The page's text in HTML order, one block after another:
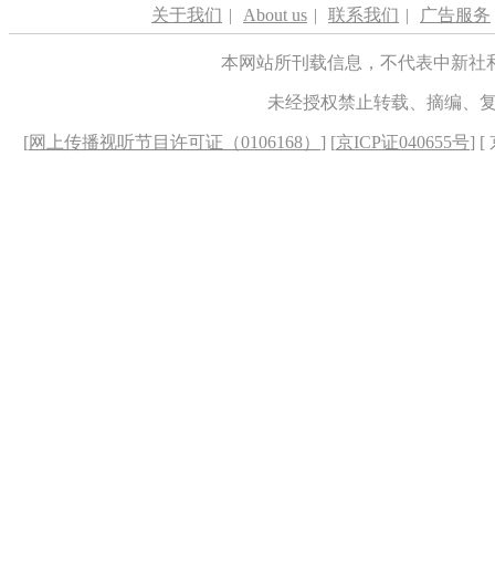
关于我们 | About us | 联系我们 | 广告服务
本网站所刊载信息，不代表中新
未经授权禁止转载、摘编、
[网上传播视听节目许可证（0106168） ] [京ICP证040655号] [